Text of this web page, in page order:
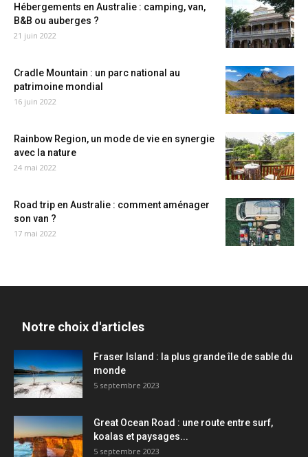
Hébergements en Australie : camping, van,
B&B ou auberges ?
21 juin 2022
Cradle Mountain : un parc national au
patrimoine mondial
16 juin 2022
Rainbow Region, un mode de vie en synergie
avec la nature
24 mai 2022
Road trip en Australie : comment aménager
son van ?
17 mai 2022
Notre choix d'articles
Fraser Island : la plus grande île de sable du
monde
5 septembre 2023
Great Ocean Road : une route entre surf,
koalas et paysages...
5 septembre 2023